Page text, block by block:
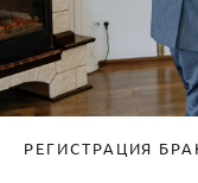
РЕГИСТРАЦИЯ